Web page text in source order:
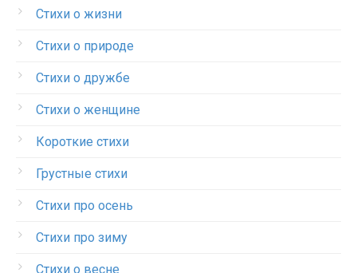
Стихи о жизни
Стихи о природе
Стихи о дружбе
Стихи о женщине
Короткие стихи
Грустные стихи
Стихи про осень
Стихи про зиму
Стихи о весне